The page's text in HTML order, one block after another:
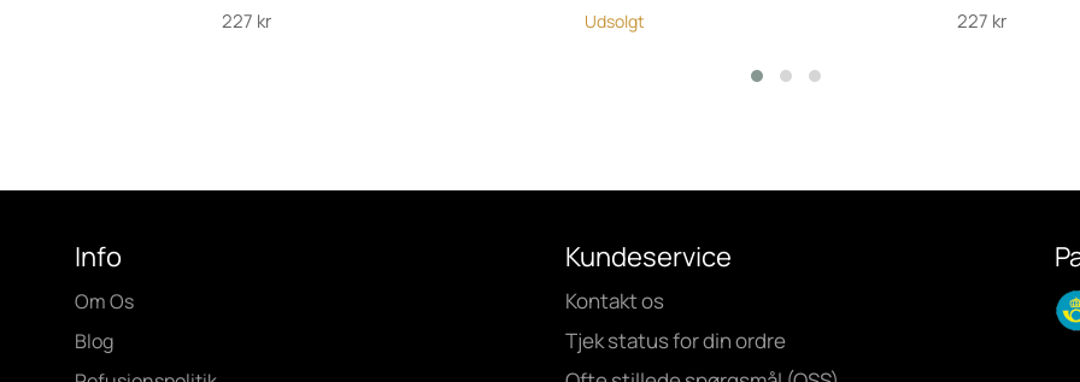
Normalpris
227 kr Udsolgt Normalpris
227 kr
Info
Om Os
Blog
Kundeservice
Kontakt os
Tjek status for din ordre